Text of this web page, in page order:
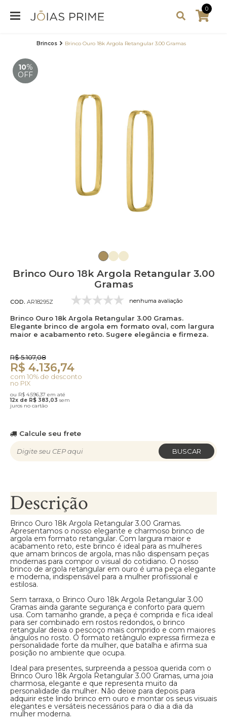
0
Brincos Brinco Ouro 18k Argola Retangular 3.00 Gramas
10%
OFF
Brinco Ouro 18k Argola Retangular 3.00
Gramas
COD. AR18295Z nenhuma avaliação
Brinco Ouro 18k Argola Retangular 3.00 Gramas.
Elegante brinco de argola em formato oval, com largura
maior e acabamento reto. Sugere elegância e firmeza.
R$ 5.107,08
R$ 4.136,74
com 10% de desconto
no PIX
ou R$ 4.596,37 em até
12x de R$ 383,03 sem
juros no cartão
Calcule seu frete
BUSCAR
Descrição
Brinco Ouro 18k Argola Retangular 3.00 Gramas.
Apresentamos o nosso elegante e charmoso brinco de
argola em formato retangular. Com largura maior e
acabamento reto, este brinco é ideal para as mulheres
que amam brincos de argola, mas não dispensam peças
modernas para compor o visual do cotidiano. O nosso
brinco de argola retangular em ouro é uma peça elegante
e moderna, indispensável para a mulher profissional e
estilosa.
Sem tarraxa, o Brinco Ouro 18k Argola Retangular 3.00
Gramas ainda garante segurança e conforto para quem
usa. Com tamanho grande, a peça é comprida e fica ideal
para ser combinado em rostos redondos, o brinco
retangular deixa o pescoço mais comprido e com maiores
ângulos no rosto. O formato retângulo expressa firmeza e
personalidade forte da mulher, que batalha e afirma sua
posição no ambiente que ocupa.
Ideal para presentes, surpreenda a pessoa querida com o
Brinco Ouro 18k Argola Retangular 3.00 Gramas, uma joia
charmosa, elegante e que representa muito da
personalidade da mulher. Não deixe para depois para
adquirir este lindo brinco em ouro e montar os seus visuais
elegantes e versáteis necessários para o dia a dia da
mulher moderna.